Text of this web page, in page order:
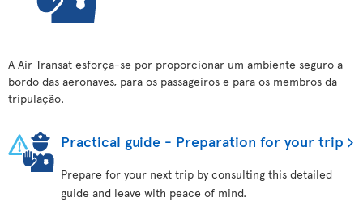
A Air Transat esforça-se por proporcionar um ambiente seguro a
bordo das aeronaves, para os passageiros e para os membros da
tripulação.
Practical guide - Preparation for your trip
Prepare for your next trip by consulting this detailed
guide and leave with peace of mind.